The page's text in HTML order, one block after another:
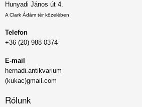
Hunyadi János út 4.
A Clark Ádám tér közelében
Telefon
+36 (20) 988 0374
E-mail
hernadi.antikvarium
(kukac)gmail.com
Rólunk